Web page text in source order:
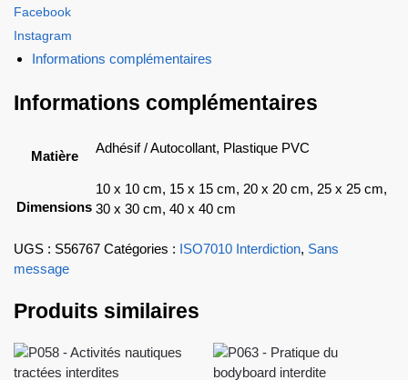
Facebook
Instagram
Informations complémentaires
Informations complémentaires
Matière
Adhésif / Autocollant, Plastique PVC
Dimensions
10 x 10 cm, 15 x 15 cm, 20 x 20 cm, 25 x 25 cm,
30 x 30 cm, 40 x 40 cm
UGS : S56767 Catégories : ISO7010 Interdiction, Sans
message
Produits similaires